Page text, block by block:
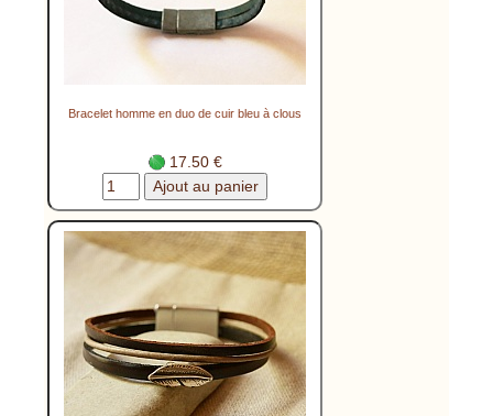
Bracelet homme en duo de cuir bleu à clous
17.50 €